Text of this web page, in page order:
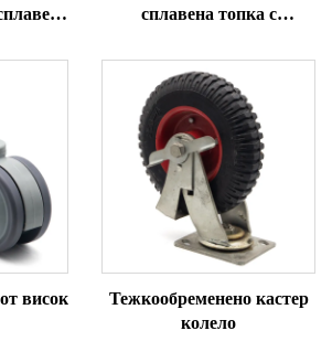
сплавена топка с
висок
Тежкообременено кастер
колело